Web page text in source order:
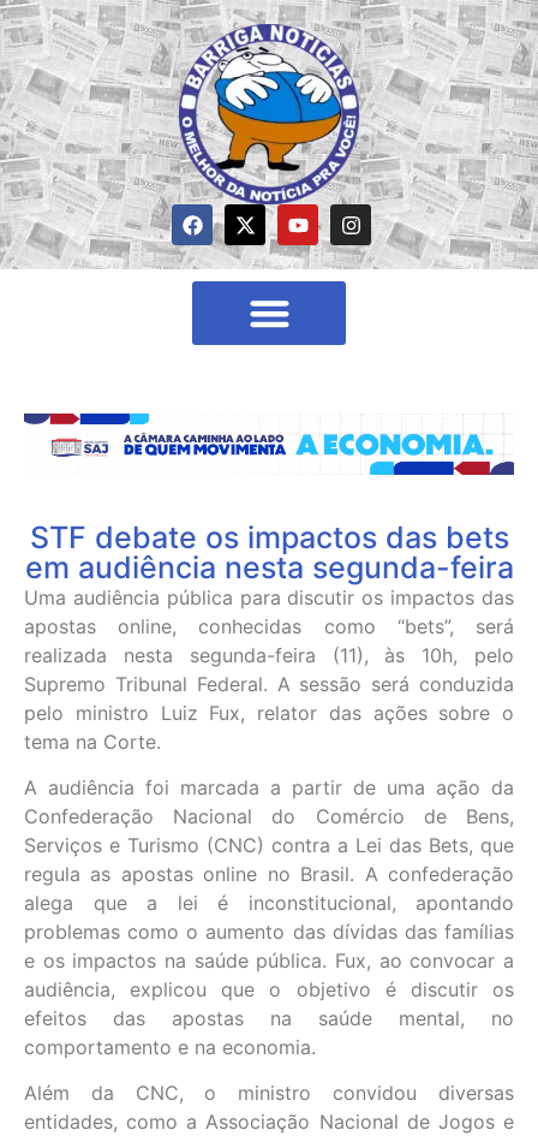
STF debate os impactos das bets
em audiência nesta segunda-feira
Uma audiência pública para discutir os impactos das
apostas online, conhecidas como “bets”, será
realizada nesta segunda-feira (11), às 10h, pelo
Supremo Tribunal Federal. A sessão será conduzida
pelo ministro Luiz Fux, relator das ações sobre o
tema na Corte.
A audiência foi marcada a partir de uma ação da
Confederação Nacional do Comércio de Bens,
Serviços e Turismo (CNC) contra a Lei das Bets, que
regula as apostas online no Brasil. A confederação
alega que a lei é inconstitucional, apontando
problemas como o aumento das dívidas das famílias
e os impactos na saúde pública. Fux, ao convocar a
audiência, explicou que o objetivo é discutir os
efeitos das apostas na saúde mental, no
comportamento e na economia.
Além da CNC, o ministro convidou diversas
entidades, como a Associação Nacional de Jogos e